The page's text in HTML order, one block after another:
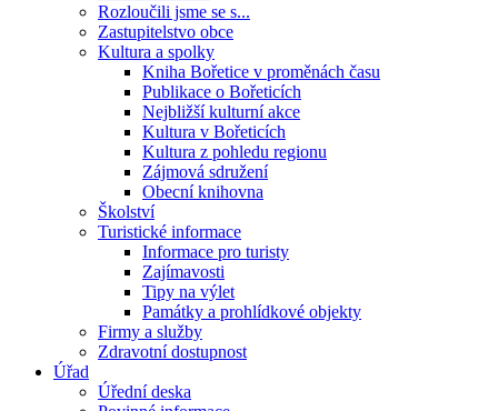
Rozloučili jsme se s...
Zastupitelstvo obce
Kultura a spolky
Kniha Bořetice v proměnách času
Publikace o Bořeticích
Nejbližší kulturní akce
Kultura v Bořeticích
Kultura z pohledu regionu
Zájmová sdružení
Obecní knihovna
Školství
Turistické informace
Informace pro turisty
Zajímavosti
Tipy na výlet
Památky a prohlídkové objekty
Firmy a služby
Zdravotní dostupnost
Úřad
Úřední deska